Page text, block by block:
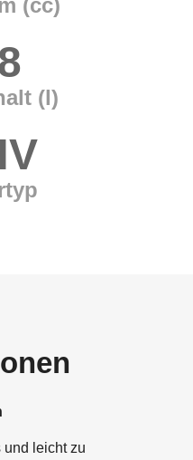
(l)
und leicht zu